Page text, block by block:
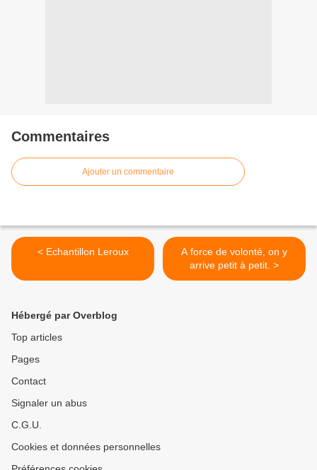
Commentaires
Ajouter un commentaire
< Echantillon Leroux
A force de volonté, on y
arrive petit à petit. >
Hébergé par Overblog
Top articles
Pages
Contact
Signaler un abus
C.G.U.
Cookies et données personnelles